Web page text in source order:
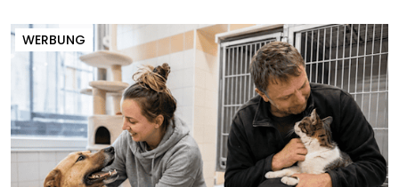
WERBUNG